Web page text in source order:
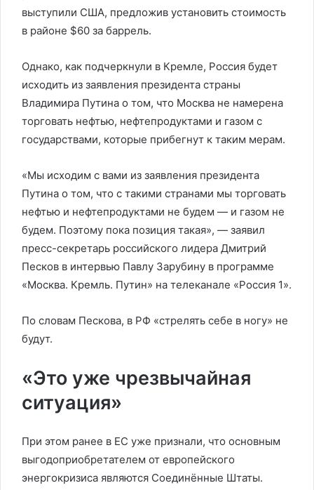
выступили США, предложив установить стоимость
в районе $60 за баррель.
Однако, как подчеркнули в Кремле, Россия будет
исходить из заявления президента страны
Владимира Путина о том, что Москва не намерена
торговать нефтью, нефтепродуктами и газом с
государствами, которые прибегнут к таким мерам.
«Мы исходим с вами из заявления президента
Путина о том, что с такими странами мы торговать
нефтью и нефтепродуктами не будем — и газом не
будем. Поэтому пока позиция такая», — заявил
пресс-секретарь российского лидера Дмитрий
Песков в интервью Павлу Зарубину в программе
«Москва. Кремль. Путин» на телеканале «Россия 1».
По словам Пескова, в РФ «стрелять себе в ногу» не
будут.
«Это уже чрезвычайная
ситуация»
При этом ранее в ЕС уже признали, что основным
выгодоприобретателем от европейского
энергокризиса являются Соединённые Штаты.